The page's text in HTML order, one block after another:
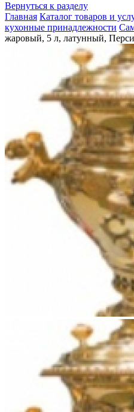
Вернуться к разделу
Главная Каталог товаров и
кухонные принадлежности
жаровый, 5 л, латунный,